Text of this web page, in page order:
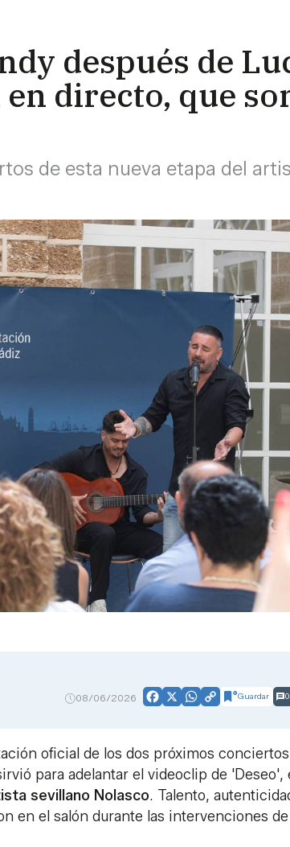
después de
directo, que
de esta nueva etapa del
08/06/2026 Facebook
X WhatsApp
CopyGuardar 0
oficial de los dos próximos
para adelantar el videoclip de 'Deseo',
sevillano Nolasco. Talento,
en el salón durante las intervenciones